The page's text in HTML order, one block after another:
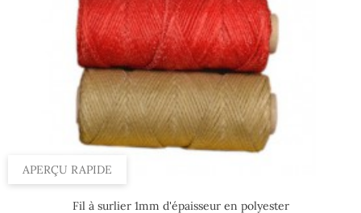
APERÇU RAPIDE
Fil à surlier 1mm d'épaisseur en polyester